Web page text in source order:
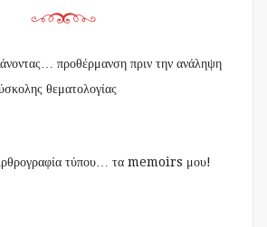
προθέρμανση πριν την ανάληψη
θεματολογίας
τύπου… τα memoirs μου!